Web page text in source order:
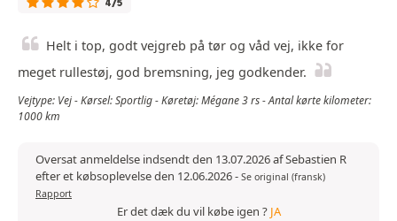
4/5
Helt i top, godt vejgreb på tør og våd vej, ikke for
meget rullestøj, god bremsning, jeg godkender.
Vejtype: Vej - Kørsel: Sportlig - Køretøj: Mégane 3 rs - Antal kørte kilometer:
1000 km
Oversat anmeldelse indsendt den 13.07.2026 af Sebastien R
efter et købsoplevelse den 12.06.2026- Se original (fransk)
Rapport
Er det dæk du vil købe igen ? JA